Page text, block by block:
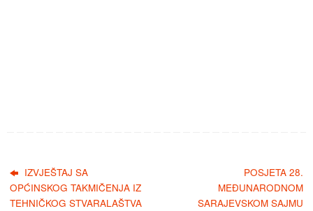
IZVJEŠTAJ SA
OPĆINSKOG TAKMIČENJA IZ
TEHNIČKOG STVARALAŠTVA
POSJETA 28.
MEĐUNARODNOM
SARAJEVSKOM SAJMU